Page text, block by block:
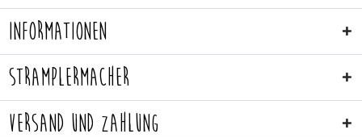
Informationen
Stramplermacher
Versand und Zahlung